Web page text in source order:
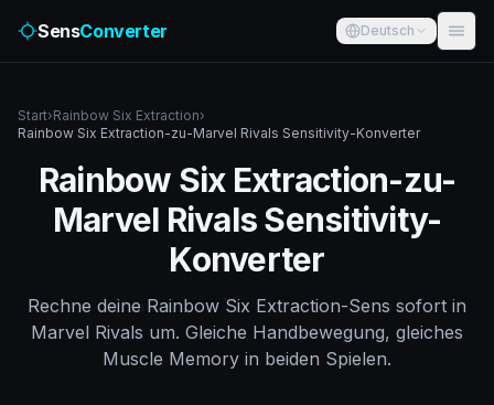
SensConverter Deutsch
Start›Rainbow Six Extraction›
Rainbow Six Extraction-zu-Marvel Rivals Sensitivity-Konverter
Rainbow Six Extraction-zu-
Marvel Rivals Sensitivity-
Konverter
Rechne deine Rainbow Six Extraction-Sens sofort in
Marvel Rivals um. Gleiche Handbewegung, gleiches
Muscle Memory in beiden Spielen.